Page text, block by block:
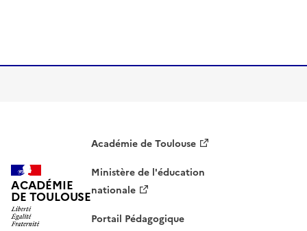
ACADÉMIE
DE TOULOUSE
Académie de Toulouse
Ministère de l'éducation
nationale
Portail Pédagogique